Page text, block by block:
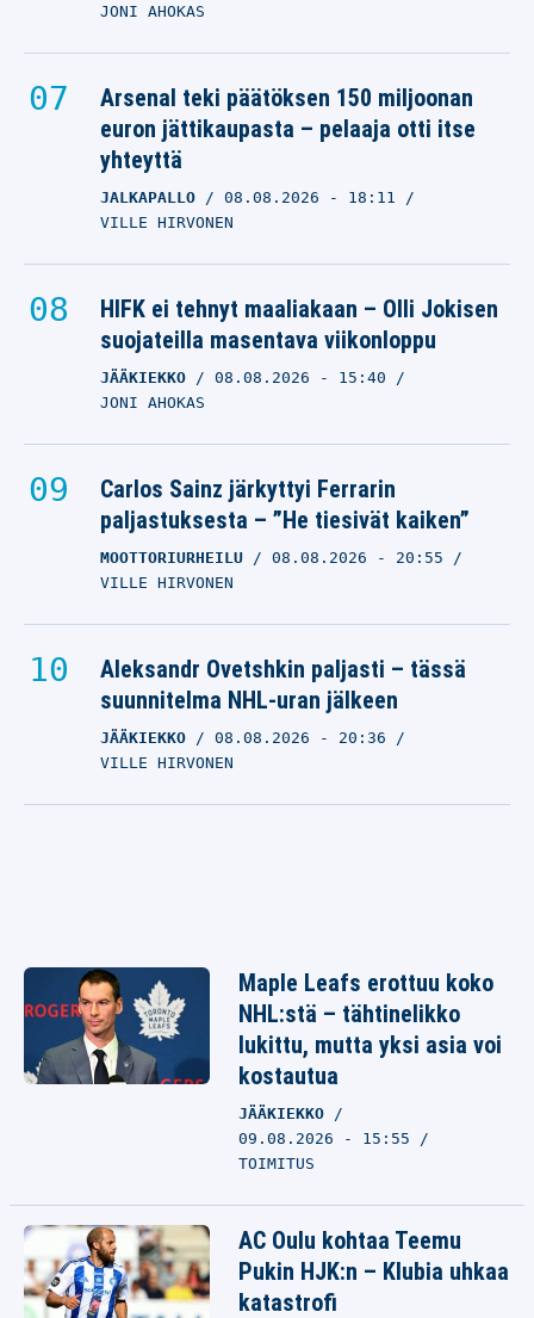
JONI AHOKAS
Arsenal teki päätöksen 150 miljoonan
euron jättikaupasta – pelaaja otti itse
yhteyttä
JALKAPALLO 08.08.2026 - 18:11
VILLE HIRVONEN
HIFK ei tehnyt maaliakaan – Olli Jokisen
suojateilla masentava viikonloppu
JÄÄKIEKKO 08.08.2026 - 15:40
JONI AHOKAS
Carlos Sainz järkyttyi Ferrarin
paljastuksesta – ”He tiesivät kaiken”
MOOTTORIURHEILU 08.08.2026 - 20:55
VILLE HIRVONEN
Aleksandr Ovetshkin paljasti – tässä
suunnitelma NHL-uran jälkeen
JÄÄKIEKKO 08.08.2026 - 20:36
VILLE HIRVONEN
Maple Leafs erottuu koko
NHL:stä – tähtinelikko
lukittu, mutta yksi asia voi
kostautua
JÄÄKIEKKO
09.08.2026 - 15:55
TOIMITUS
AC Oulu kohtaa Teemu
Pukin HJK:n – Klubia uhkaa
katastrofi